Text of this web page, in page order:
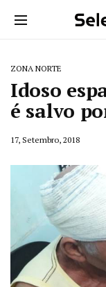
ZONA NORTE
Idoso
é salvo
17, Setembro, 2018